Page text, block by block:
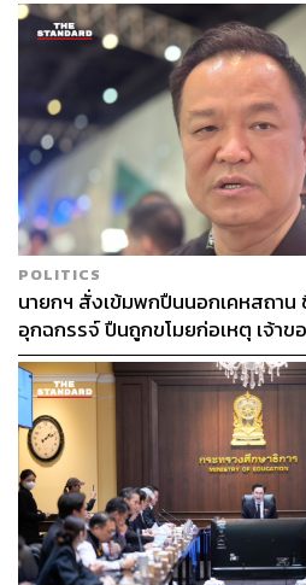
POLITICS
นายกฯ สั่งเข้มพกปืนนอกเคหสถาน
อุกฉกรรจ์ ปืนถูกขโมยก่อเหตุ เจ้า